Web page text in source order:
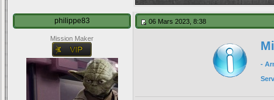
philippe83
Mission Maker
06 Mars 2023, 8:38
-